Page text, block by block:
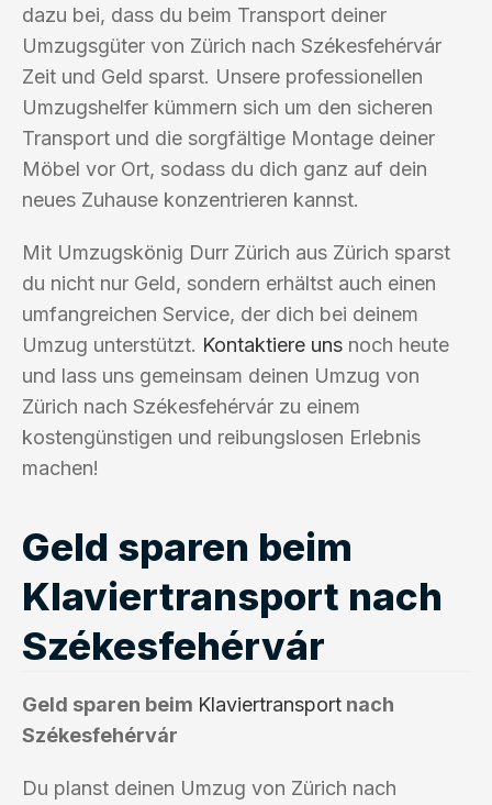
dazu bei, dass du beim Transport deiner
Umzugsgüter von Zürich nach Székesfehérvár
Zeit und Geld sparst. Unsere professionellen
Umzugshelfer kümmern sich um den sicheren
Transport und die sorgfältige Montage deiner
Möbel vor Ort, sodass du dich ganz auf dein
neues Zuhause konzentrieren kannst.
Mit Umzugskönig Durr Zürich aus Zürich sparst
du nicht nur Geld, sondern erhältst auch einen
umfangreichen Service, der dich bei deinem
Umzug unterstützt. Kontaktiere uns noch heute
und lass uns gemeinsam deinen Umzug von
Zürich nach Székesfehérvár zu einem
kostengünstigen und reibungslosen Erlebnis
machen!
Geld sparen beim
Klaviertransport nach
Székesfehérvár
Geld sparen beim Klaviertransport nach
Székesfehérvár
Du planst deinen Umzug von Zürich nach